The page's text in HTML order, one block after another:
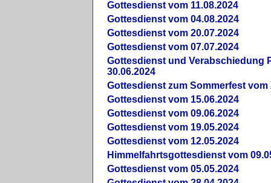
Gottesdienst vom 11.08.2024
Gottesdienst vom 04.08.2024
Gottesdienst vom 20.07.2024
Gottesdienst vom 07.07.2024
Gottesdienst und Verabschiedung
30.06.2024
Gottesdienst zum Sommerfest vom
Gottesdienst vom 15.06.2024
Gottesdienst vom 09.06.2024
Gottesdienst vom 19.05.2024
Gottesdienst vom 12.05.2024
Himmelfahrtsgottesdienst vom
Gottesdienst vom 05.05.2024